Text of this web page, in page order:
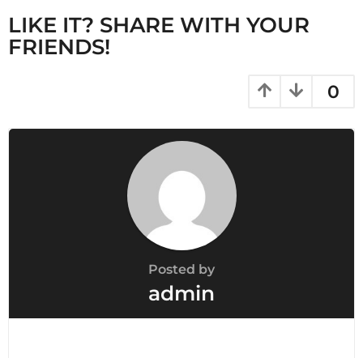
n
a
t
n
LIKE IT? SHARE WITH YOUR
FRIENDS!
0
Posted by
admin